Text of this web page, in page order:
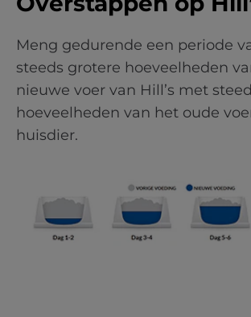
Meng gedurende een periode
steeds grotere hoeveelheden
nieuwe voer van Hill’s met
hoeveelheden van het oude
huisdier.